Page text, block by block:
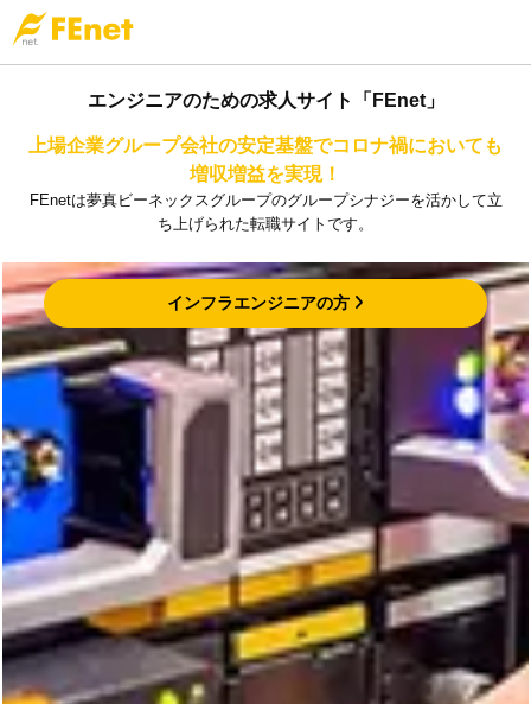
エンジニアのための求人サイト「FEnet」
上場企業グループ会社の安定基盤でコロナ禍においても
増収増益を実現！
FEnetは夢真ビーネックスグループのグループシナジーを活かして立
ち上げられた転職サイトです。
インフラエンジニアの方